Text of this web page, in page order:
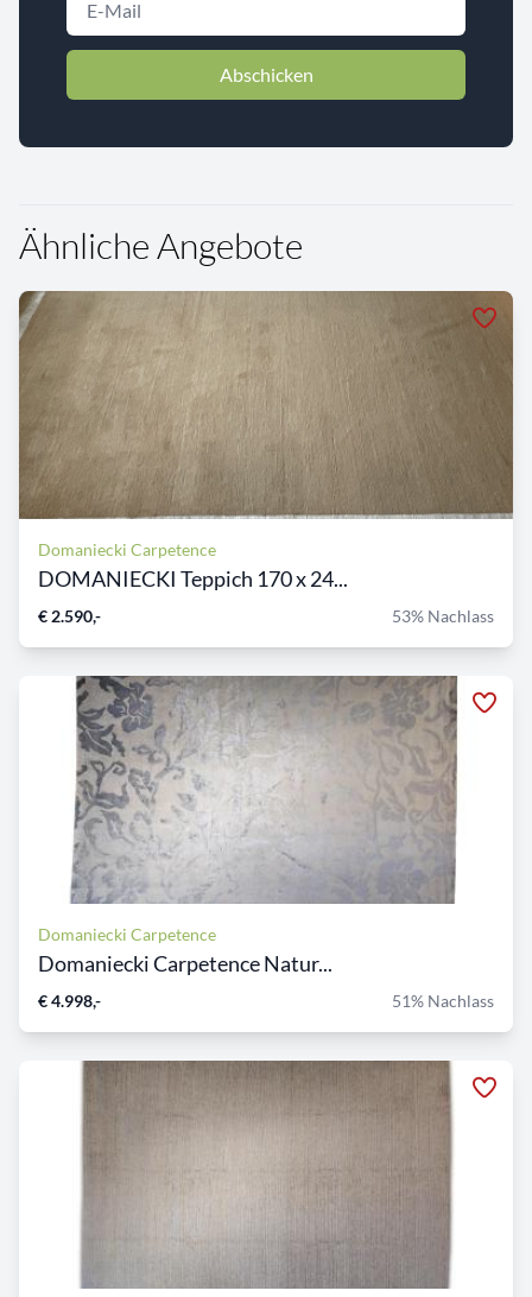
Abschicken
Ähnliche Angebote
Domaniecki Carpetence
DOMANIECKI Teppich 170 x 24...
€ 2.590,- 53% Nachlass
Domaniecki Carpetence
Domaniecki Carpetence Natur...
€ 4.998,- 51% Nachlass